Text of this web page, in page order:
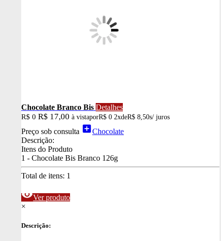
Chocolate Branco Bis Detalhes
R$ 0 R$ 17,00 à vistaporR$ 0 2xdeR$ 8,50s/ juros
Preço sob consulta add_boxChocolate
Descrição:
Itens do Produto
1 - Chocolate Bis Branco 126g
Total de itens: 1
visibilityVer produto
×
Descrição: